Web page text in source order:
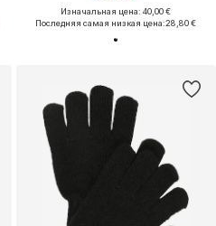
Изначальная цена: 40,00 €
Последняя самая низкая цена:28,80 €